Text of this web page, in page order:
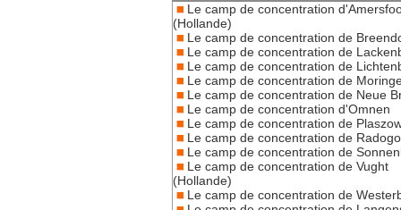
Le camp de concentration
(Hollande)
Le camp de concentration de
Le camp de concentration de
Le camp de concentration de
Le camp de concentration de
Le camp de concentration de Neue
Le camp de concentration d'Omnen
Le camp de concentration de
Le camp de concentration de
Le camp de concentration de
Le camp de concentration de Vught
(Hollande)
Le camp de concentration de